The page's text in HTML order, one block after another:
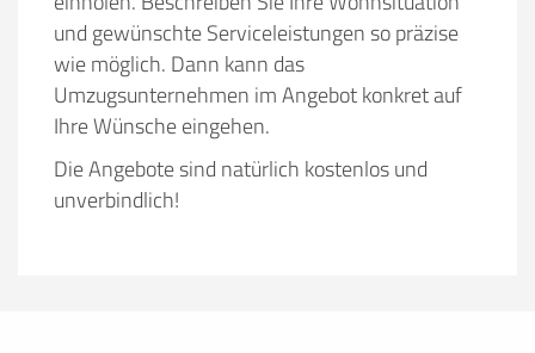
und gewünschte Serviceleistungen so präzise
wie möglich. Dann kann das
Umzugsunternehmen im Angebot konkret auf
Ihre Wünsche eingehen.
Die Angebote sind natürlich kostenlos und
unverbindlich!